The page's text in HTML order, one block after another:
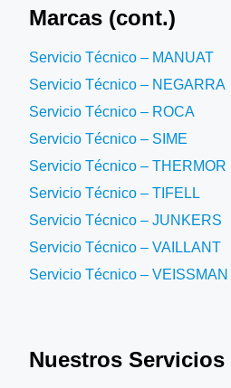
Marcas (cont.)
Servicio Técnico – MANUAT
Servicio Técnico – NEGARRA
Servicio Técnico – ROCA
Servicio Técnico – SIME
Servicio Técnico – THERMOR
Servicio Técnico – TIFELL
Servicio Técnico – JUNKERS
Servicio Técnico – VAILLANT
Servicio Técnico – VEISSMAN
Nuestros Servicios